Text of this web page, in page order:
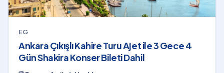
EG
Ankara Çıkışlı Kahire Turu Ajet ile 3 Gece 4
Gün Shakira Konser Bileti Dahil